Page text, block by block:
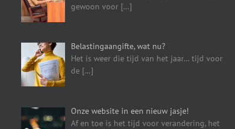
gewoon voor […]
Belastingaangifte, wat nu?
Het is weer die tijd van het jaar… tijd voor
de […]
Onze website in een nieuw jasje!
Af en toe is het tijd voor verandering, het